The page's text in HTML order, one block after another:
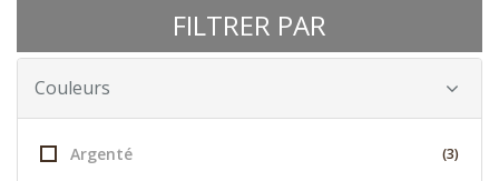
FILTRER PAR
Couleurs
Argenté (3)